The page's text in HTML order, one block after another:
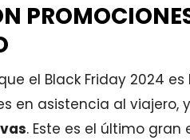
el Black Friday 2024
en asistencia al viajero,
. Este es el último